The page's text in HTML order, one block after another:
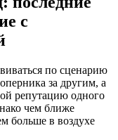
с
по сценарию
за другим, а
репутацию одного
чем ближе
больше в воздухе